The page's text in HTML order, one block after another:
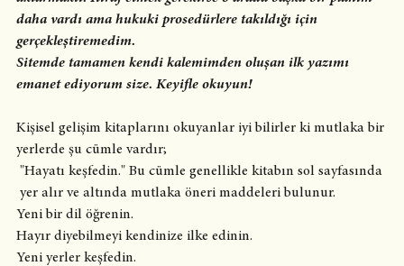
daha vardı ama hukuki prosedürlere takıldığı için
gerçekleştiremedim.
Sitemde tamamen kendi kalemimden oluşan ilk yazımı
emanet ediyorum size. Keyifle okuyun!
Kişisel gelişim kitaplarını okuyanlar iyi bilirler ki mutlaka bir
yerlerde şu cümle vardır;
yer alır ve altında mutlaka öneri maddeleri bulunur.
Yeni bir dil öğrenin.
Hayır diyebilmeyi kendinize ilke edinin.
Yeni yerler keşfedin.